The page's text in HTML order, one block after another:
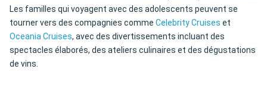
Les familles qui voyagent avec des adolescents peuvent se
tourner vers des compagnies comme Celebrity Cruises et
Oceania Cruises, avec des divertissements incluant des
spectacles élaborés, des ateliers culinaires et des dégustations
de vins.